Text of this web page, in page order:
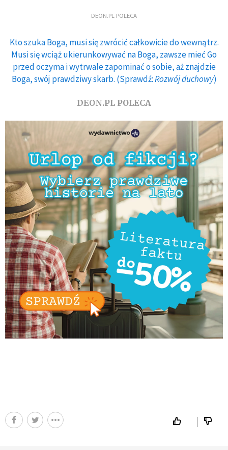
DEON.PL POLECA
Kto szuka Boga, musi się zwrócić całkowicie do wewnątrz.
Musi się wciąż ukierunkowywać na Boga, zawsze mieć Go
przed oczyma i wytrwale zapominać o sobie, aż znajdzie
Boga, swój prawdziwy skarb. (Sprawdź:Rozwój duchowy)
DEON.PL POLECA